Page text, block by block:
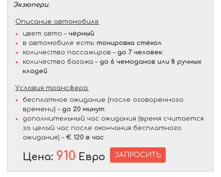
Экзюпери.
Описание автомобиля:
цвет авто – чёрный
в автомобиле есть: тонировка стёкол
количество пассажиров – до 7 человек
количество багажа – до 6 чемоданов или 8 ручных
кладей
Условия трансфера:
бесплатное ожидание (после оговоренного
времени) – до 20 минут
дополнительный час ожидания (время считается
за целый час после окончания бесплатного
ожидания) – € 120 в час
Цена: 910 Евро ЗАПРОСИТЬ